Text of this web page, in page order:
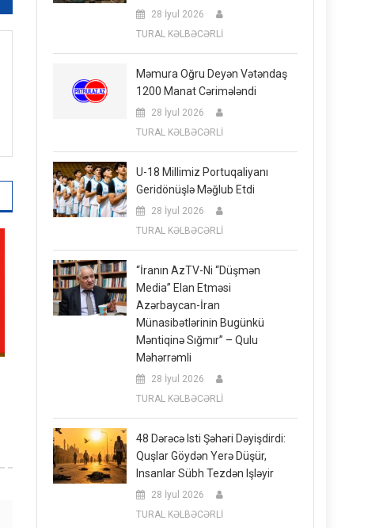
28 İyul 2026
TURAL KƏLBƏCƏRLİ
Məmura Oğru Deyən Vətəndaş
1200 Manat Cərimələndi
28 İyul 2026
TURAL KƏLBƏCƏRLİ
U-18 Millimiz Portuqaliyanı
Geridönüşlə Məğlub Etdi
28 İyul 2026
TURAL KƏLBƏCƏRLİ
“İranın AzTV-Ni “düşmən
Media” Elan Etməsi
Azərbaycan-İran
Münasibətlərinin Bugünkü
Məntiqinə Sığmır” – Qulu
Məhərrəmli
28 İyul 2026
TURAL KƏLBƏCƏRLİ
48 Dərəcə Isti Şəhəri Dəyişdirdi:
Quşlar Göydən Yerə Düşür,
Insanlar Sübh Tezdən Işləyir
28 İyul 2026
TURAL KƏLBƏCƏRLİ